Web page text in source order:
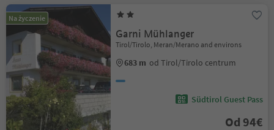
Na życzenie
Garni Mühlanger
Tirol/Tirolo, Meran/Merano and environs
683 m od Tirol/Tirolo centrum
Südtirol Guest Pass
Od 94€